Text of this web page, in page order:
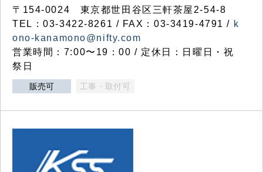
〒154-0024 東京都世田谷区三軒茶屋2-54-8
TEL：03-3422-8261 / FAX：03-3419-4791 / k
ono-kanamono@nifty.com
営業時間：7:00〜19：00 / 定休日：日曜日・祝
祭日
販売可 工事・取付可